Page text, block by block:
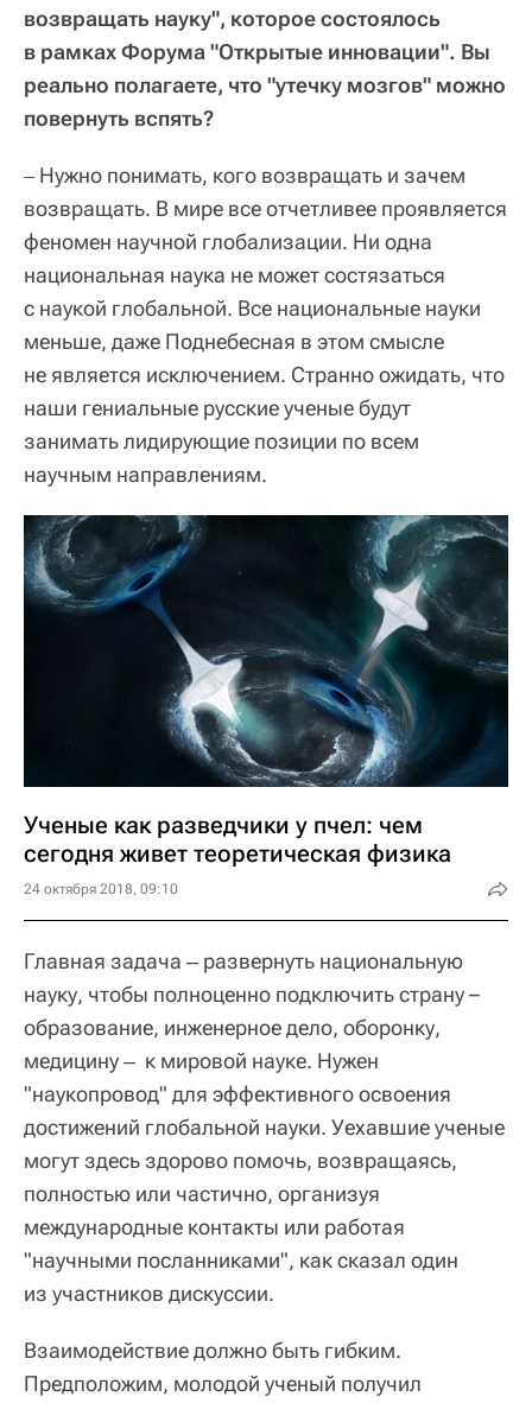
возвращать науку", которое состоялось
в рамках Форума "Открытые инновации". Вы
реально полагаете, что "утечку мозгов" можно
повернуть вспять?
– Нужно понимать, кого возвращать и зачем
возвращать. В мире все отчетливее проявляется
феномен научной глобализации. Ни одна
национальная наука не может состязаться
с наукой глобальной. Все национальные науки
меньше, даже Поднебесная в этом смысле
не является исключением. Странно ожидать, что
наши гениальные русские ученые будут
занимать лидирующие позиции по всем
научным направлениям.
Ученые как разведчики у пчел: чем
сегодня живет теоретическая физика
24 октября 2018, 09:10
Главная задача ‒ развернуть национальную
науку, чтобы полноценно подключить страну –
образование, инженерное дело, оборонку,
медицину ‒ к мировой науке. Нужен
"наукопровод" для эффективного освоения
достижений глобальной науки. Уехавшие ученые
могут здесь здорово помочь, возвращаясь,
полностью или частично, организуя
международные контакты или работая
"научными посланниками", как сказал один
из участников дискуссии.
Взаимодействие должно быть гибким.
Предположим, молодой ученый получил